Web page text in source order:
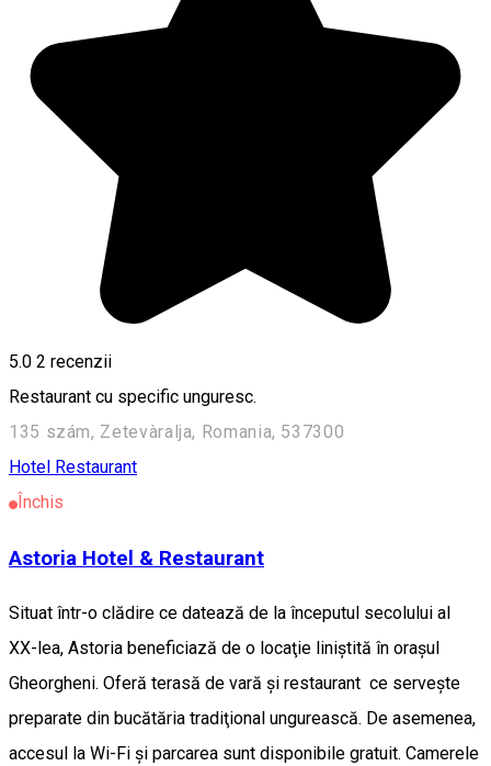
5.0 2 recenzii
Restaurant cu specific unguresc.
135 szám, Zetevàralja, Romania, 537300
Hotel Restaurant
Închis
Astoria Hotel & Restaurant
Situat într-o clădire ce datează de la începutul secolului al
XX-lea, Astoria beneficiază de o locaţie liniştită în oraşul
Gheorgheni. Oferă terasă de vară şi restaurant ce serveşte
preparate din bucătăria tradiţional ungurească. De asemenea,
accesul la Wi-Fi şi parcarea sunt disponibile gratuit. Camerele